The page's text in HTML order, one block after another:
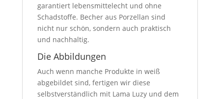
garantiert lebensmittelecht und ohne
Schadstoffe. Becher aus Porzellan sind
nicht nur schön, sondern auch praktisch
und nachhaltig.
Die Abbildungen
Auch wenn manche Produkte in weiß
abgebildet sind, fertigen wir diese
selbstverständlich mit Lama Luzy und dem